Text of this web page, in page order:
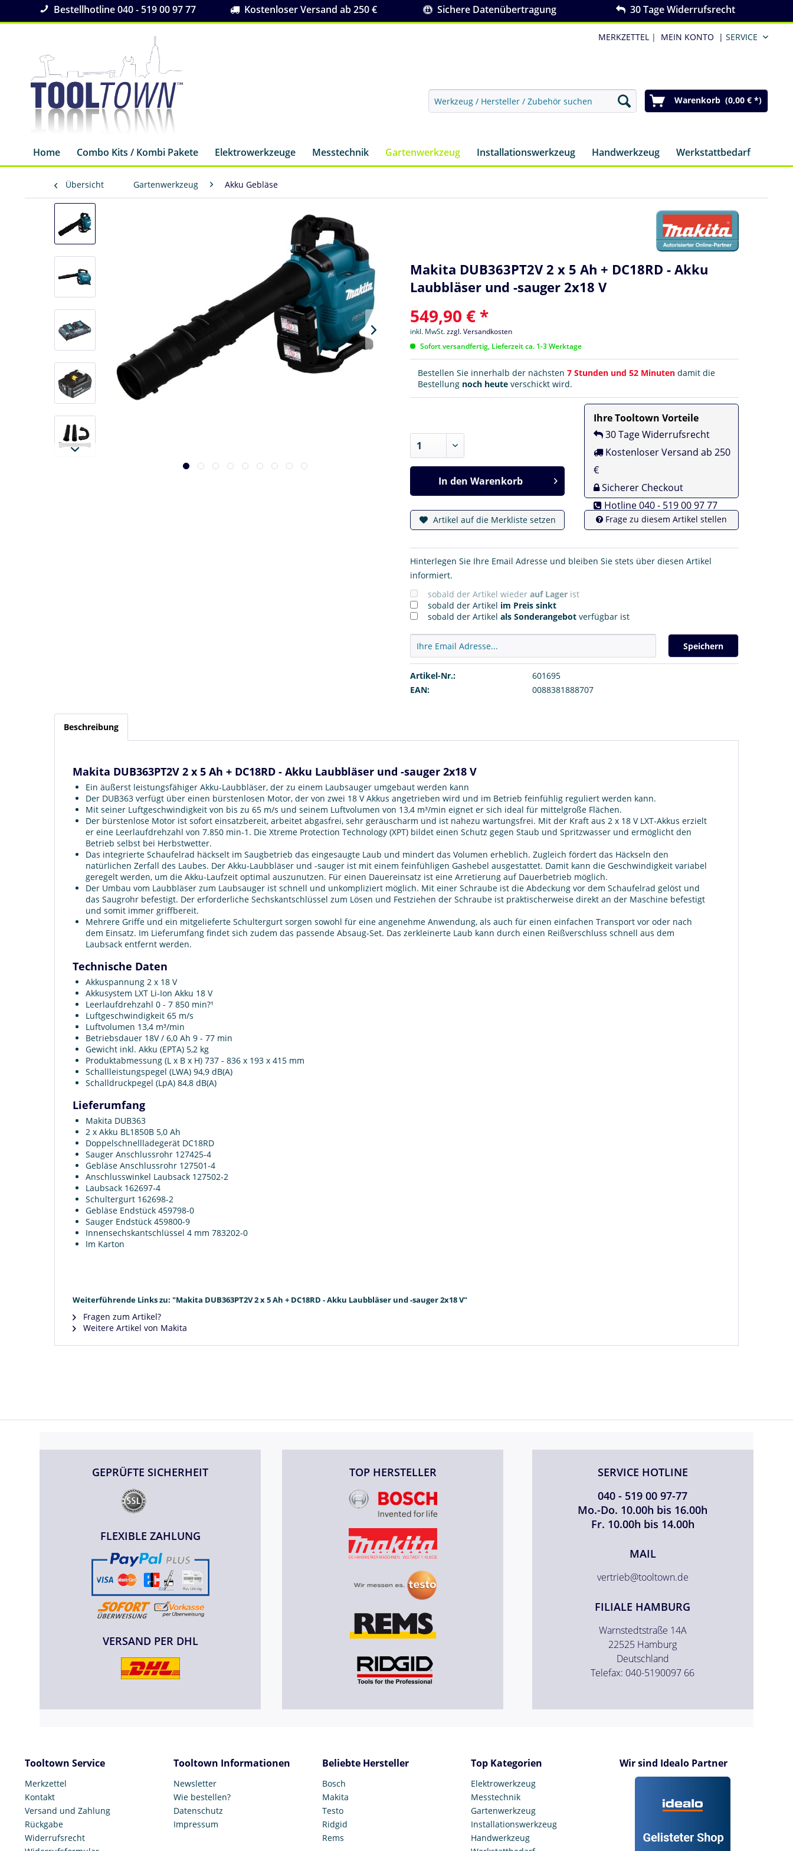
Bestellhotline 040 - 519 00 97 77 Kostenloser Versand ab 250 € Sichere Datenübertragung 30 Tage Widerrufsrecht
MERKZETTEL | MEIN KONTO | SERVICE
Warenkorb (0,00 € *)
Home Combo Kits / Kombi Pakete Elektrowerkzeuge Messtechnik Gartenwerkzeug Installationswerkzeug Handwerkzeug Werkstattbedarf
Übersicht Gartenwerkzeug Akku Gebläse
Makita DUB363PT2V 2 x 5 Ah + DC18RD - Akku
Laubbläser und -sauger 2x18 V
549,90 € *
inkl. MwSt.zzgl. Versandkosten
Sofort versandfertig, Lieferzeit ca. 1-3 Werktage
Bestellen Sie innerhalb der nächsten7 Stunden und 52 Minutendamit die
Bestellung noch heute verschickt wird.
In den Warenkorb
Ihre Tooltown Vorteile
30 Tage Widerrufsrecht
Kostenloser Versand ab 250
€
Sicherer Checkout
Hotline 040 - 519 00 97 77
Artikel auf die Merkliste setzen Frage zu diesem Artikel stellen
Hinterlegen Sie Ihre Email Adresse und bleiben Sie stets über diesen Artikel
informiert.
sobald der Artikel wiederauf Lager ist
sobald der Artikel im Preis sinkt
sobald der Artikelals Sonderangebot verfügbar ist
Speichern
Artikel-Nr.:
601695
EAN:
0088381888707
Beschreibung
Makita DUB363PT2V 2 x 5 Ah + DC18RD - Akku Laubbläser und -sauger 2x18 V
Ein äußerst leistungsfähiger Akku-Laubbläser, der zu einem Laubsauger umgebaut werden kann
Der DUB363 verfügt über einen bürstenlosen Motor, der von zwei 18 V Akkus angetrieben wird und im Betrieb feinfühlig reguliert werden kann.
Mit seiner Luftgeschwindigkeit von bis zu 65 m/s und seinem Luftvolumen von 13,4 m³/min eignet er sich ideal für mittelgroße Flächen.
Der bürstenlose Motor ist sofort einsatzbereit, arbeitet abgasfrei, sehr geräuscharm und ist nahezu wartungsfrei. Mit der Kraft aus 2 x 18 V LXT-Akkus erzielt
er eine Leerlaufdrehzahl von 7.850 min-1. Die Xtreme Protection Technology (XPT) bildet einen Schutz gegen Staub und Spritzwasser und ermöglicht den
Betrieb selbst bei Herbstwetter.
Das integrierte Schaufelrad häckselt im Saugbetrieb das eingesaugte Laub und mindert das Volumen erheblich. Zugleich fördert das Häckseln den
natürlichen Zerfall des Laubes. Der Akku-Laubbläser und -sauger ist mit einem feinfühligen Gashebel ausgestattet. Damit kann die Geschwindigkeit variabel
geregelt werden, um die Akku-Laufzeit optimal auszunutzen. Für einen Dauereinsatz ist eine Arretierung auf Dauerbetrieb möglich.
Der Umbau vom Laubbläser zum Laubsauger ist schnell und unkompliziert möglich. Mit einer Schraube ist die Abdeckung vor dem Schaufelrad gelöst und
das Saugrohr befestigt. Der erforderliche Sechskantschlüssel zum Lösen und Festziehen der Schraube ist praktischerweise direkt an der Maschine befestigt
und somit immer griffbereit.
Mehrere Griffe und ein mitgelieferte Schultergurt sorgen sowohl für eine angenehme Anwendung, als auch für einen einfachen Transport vor oder nach
dem Einsatz. Im Lieferumfang findet sich zudem das passende Absaug-Set. Das zerkleinerte Laub kann durch einen Reißverschluss schnell aus dem
Laubsack entfernt werden.
Technische Daten
Akkuspannung 2 x 18 V
Akkusystem LXT Li-Ion Akku 18 V
Leerlaufdrehzahl 0 - 7 850 min?¹
Luftgeschwindigkeit 65 m/s
Luftvolumen 13,4 m³/min
Betriebsdauer 18V / 6,0 Ah 9 - 77 min
Gewicht inkl. Akku (EPTA) 5,2 kg
Produktabmessung (L x B x H) 737 - 836 x 193 x 415 mm
Schallleistungspegel (LWA) 94,9 dB(A)
Schalldruckpegel (LpA) 84,8 dB(A)
Lieferumfang
Makita DUB363
2 x Akku BL1850B 5,0 Ah
Doppelschnellladegerät DC18RD
Sauger Anschlussrohr 127425-4
Gebläse Anschlussrohr 127501-4
Anschlusswinkel Laubsack 127502-2
Laubsack 162697-4
Schultergurt 162698-2
Gebläse Endstück 459798-0
Sauger Endstück 459800-9
Innensechskantschlüssel 4 mm 783202-0
Im Karton
Weiterführende Links zu: "Makita DUB363PT2V 2 x 5 Ah + DC18RD - Akku Laubbläser und -sauger 2x18 V"
Fragen zum Artikel?
Weitere Artikel von Makita
GEPRÜFTE SICHERHEIT
FLEXIBLE ZAHLUNG
VERSAND PER DHL
TOP HERSTELLER
SERVICE HOTLINE
040 - 519 00 97-77
Mo.-Do. 10.00h bis 16.00h
Fr. 10.00h bis 14.00h
MAIL
vertrieb@tooltown.de
FILIALE HAMBURG
Warnstedtstraße 14A
22525 Hamburg
Deutschland
Telefax: 040-5190097 66
Tooltown Service
Merkzettel
Kontakt
Versand und Zahlung
Rückgabe
Widerrufsrecht
Tooltown Informationen
Newsletter
Wie bestellen?
Datenschutz
Impressum
Beliebte Hersteller
Bosch
Makita
Testo
Ridgid
Rems
Top Kategorien
Elektrowerkzeug
Messtechnik
Gartenwerkzeug
Installationswerkzeug
Handwerkzeug
Wir sind Idealo Partner